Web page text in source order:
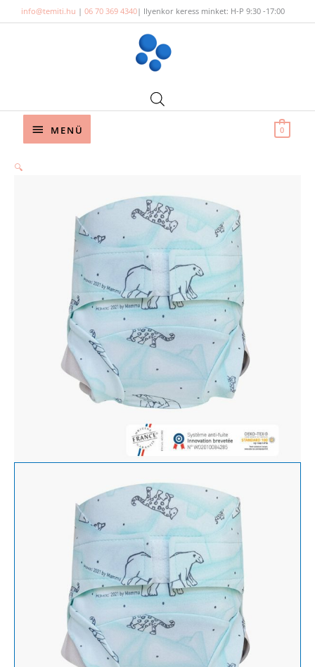
to
info@temiti.hu | 06 70 369 4340| Ilyenkor keress minket: H-P 9:30 -17:00
Below
MENÜ 0
🔍